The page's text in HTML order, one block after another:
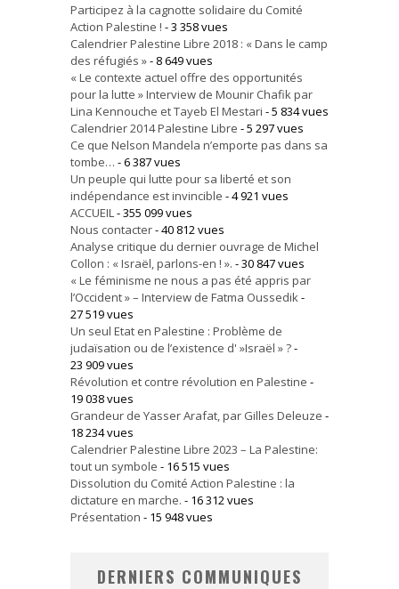
Participez à la cagnotte solidaire du Comité
Action Palestine ! - 3 358 vues
Calendrier Palestine Libre 2018 : « Dans le camp
des réfugiés »- 8 649 vues
« Le contexte actuel offre des opportunités
pour la lutte » Interview de Mounir Chafik par
Lina Kennouche et Tayeb El Mestari - 5 834 vues
Calendrier 2014 Palestine Libre - 5 297 vues
Ce que Nelson Mandela n’emporte pas dans sa
tombe… - 6 387 vues
Un peuple qui lutte pour sa liberté et son
indépendance est invincible - 4 921 vues
ACCUEIL- 355 099 vues
Nous contacter- 40 812 vues
Analyse critique du dernier ouvrage de Michel
Collon : « Israël, parlons-en ! ». - 30 847 vues
« Le féminisme ne nous a pas été appris par
l’Occident » – Interview de Fatma Oussedik-
27 519 vues
Un seul Etat en Palestine : Problème de
judaïsation ou de l’existence d' »Israël » ?-
23 909 vues
Révolution et contre révolution en Palestine -
19 038 vues
Grandeur de Yasser Arafat, par Gilles Deleuze -
18 234 vues
Calendrier Palestine Libre 2023 – La Palestine:
tout un symbole - 16 515 vues
Dissolution du Comité Action Palestine : la
dictature en marche. - 16 312 vues
Présentation - 15 948 vues
DERNIERS COMMUNIQUES